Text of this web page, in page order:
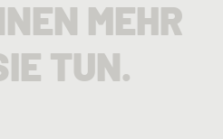
MEHR
TUN.